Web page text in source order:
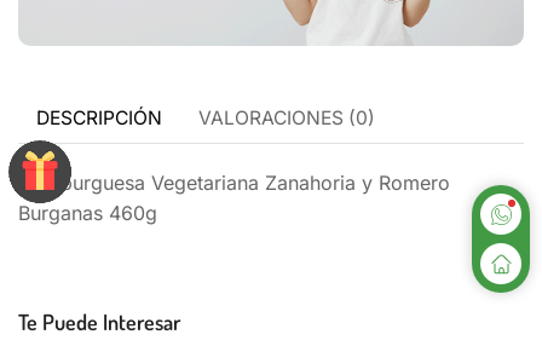
DESCRIPCIÓN VALORACIONES (0)
Hamburguesa Vegetariana Zanahoria y Romero
Burganas 460g
Te Puede Interesar